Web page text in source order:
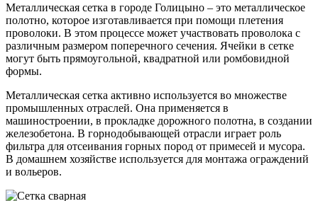
Металлическая сетка в городе Голицыно – это металлическое
полотно, которое изготавливается при помощи плетения
проволоки. В этом процессе может участвовать проволока с
различным размером поперечного сечения. Ячейки в сетке
могут быть прямоугольной, квадратной или ромбовидной
формы.
Металлическая сетка активно используется во множестве
промышленных отраслей. Она применяется в
машиностроении, в прокладке дорожного полотна, в создании
железобетона. В горнодобывающей отрасли играет роль
фильтра для отсеивания горных пород от примесей и мусора.
В домашнем хозяйстве используется для монтажа ограждений
и вольеров.